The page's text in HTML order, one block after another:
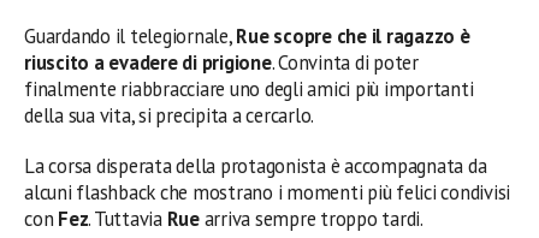
Guardando il telegiornale,Rue scopre che il ragazzo è
riuscito a evadere di prigione. Convinta di poter
finalmente riabbracciare uno degli amici più importanti
della sua vita, si precipita a cercarlo.
La corsa disperata della protagonista è accompagnata da
alcuni flashback che mostrano i momenti più felici condivisi
con Fez. Tuttavia Ruearriva sempre troppo tardi.